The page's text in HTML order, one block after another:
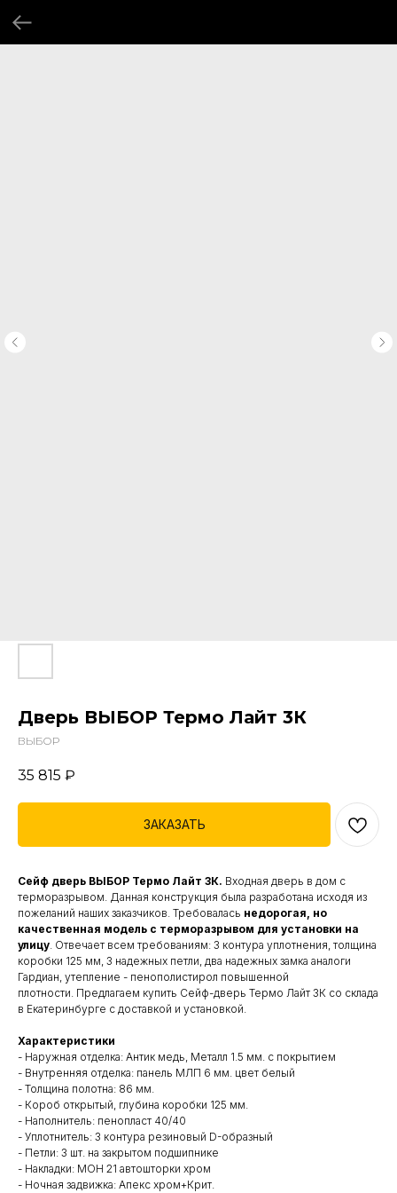
Дверь ВЫБОР Термо Лайт 3К
ВЫБОР
35 815 ₽
ЗАКАЗАТЬ
Сейф дверь ВЫБОР Термо Лайт 3К. Входная дверь в дом с
терморазрывом. Данная конструкция была разработана исходя из
пожеланий наших заказчиков. Требовалась недорогая, но
качественная модель с терморазрывом для установки на
улицу. Отвечает всем требованиям: 3 контура уплотнения, толщина
коробки 125 мм, 3 надежных петли, два надежных замка аналоги
Гардиан, утепление - пенополистирол повышенной
плотности. Предлагаем купить Сейф-дверь Термо Лайт 3К со склада
в Екатеринбурге с доставкой и установкой.
Характеристики
- Наружная отделка: Антик медь, Металл 1.5 мм. с покрытием
- Внутренняя отделка: панель МЛП 6 мм. цвет белый
- Толщина полотна: 86 мм.
- Короб открытый, глубина коробки 125 мм.
- Наполнитель: пенопласт 40/40
- Уплотнитель: 3 контура резиновый D-образный
- Петли: 3 шт. на закрытом подшипнике
- Накладки: МОН 21 автошторки хром
- Ночная задвижка: Апекс хром+Крит.